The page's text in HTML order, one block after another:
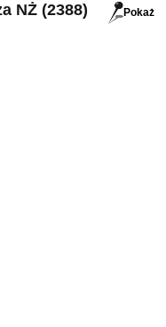
NŻ (2388)
Pokaż